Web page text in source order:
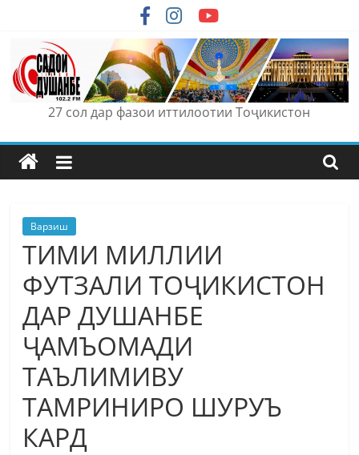
content
27 сол дар фазои иттилоотии Тоҷикистон
Варзиш
ТИМИ МИЛЛИИ
ФУТЗАЛИ ТОҶИКИСТОН
ДАР ДУШАНБЕ
ҶАМЪОМАДИ
ТАЪЛИМИВУ
ТАМРИНИРО ШУРУЪ
КАРД